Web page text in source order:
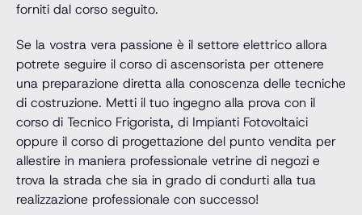
forniti dal corso seguito.
Se la vostra vera passione è il settore elettrico allora
potrete seguire il corso di ascensorista per ottenere
una preparazione diretta alla conoscenza delle tecniche
di costruzione. Metti il tuo ingegno alla prova con il
corso di Tecnico Frigorista, di Impianti Fotovoltaici
oppure il corso di progettazione del punto vendita per
allestire in maniera professionale vetrine di negozi e
trova la strada che sia in grado di condurti alla tua
realizzazione professionale con successo!